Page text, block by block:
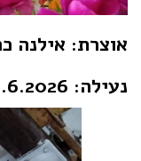
אוצרת: אילנה
נעילה: